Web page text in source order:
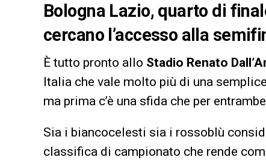
Bologna Lazio, quarto di
cercano l’accesso alla
È tutto pronto allo Stadio Renato
Italia che vale molto più di una
ma prima c’è una sfida che per
Sia i biancocelesti sia i rossoblù
classifica di campionato che rende